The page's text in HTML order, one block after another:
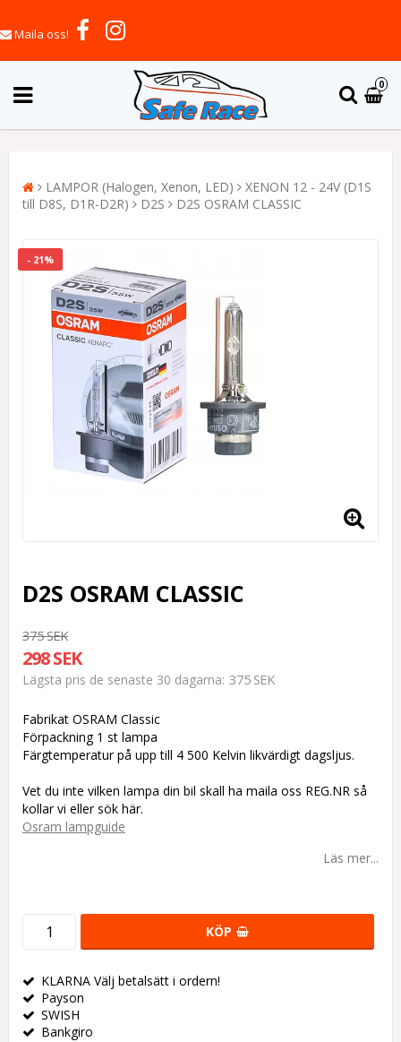
Maila oss!
0
LAMPOR (Halogen, Xenon, LED)
XENON 12 - 24V (D1S
till D8S, D1R-D2R)
D2S D2S OSRAM CLASSIC
- 21%
D2S OSRAM CLASSIC
375 SEK
298 SEK
Lägsta pris de senaste 30 dagarna 375 SEK
Fabrikat OSRAM Classic
Förpackning 1 st lampa
Färgtemperatur på upp till 4 500 Kelvin likvärdigt dagsljus.
Vet du inte vilken lampa din bil skall ha maila oss REG.NR så
Osram lampguide
Läs mer...
KÖP
KLARNA Välj betalsätt i ordern!
Payson
SWISH
Bankgiro